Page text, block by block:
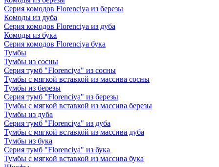
Серия комодов Florenciya из березы
Комоды из дуба
Серия комодов Florenciya из дуба
Комоды из бука
Серия комодов Florenciya бука
Тумбы
Тумбы из сосны
Серия тумб "Florenciya" из сосны
Тумбы с мягкой вставкой из массива сосны
Тумбы из березы
Серия тумб "Florenciya" из березы
Тумбы с мягкой вставкой из массива березы
Тумбы из дуба
Серия тумб "Florenciya" из дуба
Тумбы с мягкой вставкой из массива дуба
Тумбы из бука
Серия тумб "Florenciya" из бука
Тумбы с мягкой вставкой из массива бука